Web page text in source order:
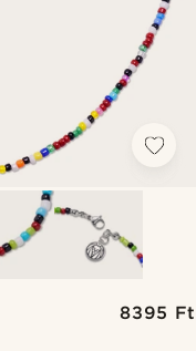
8395 Ft